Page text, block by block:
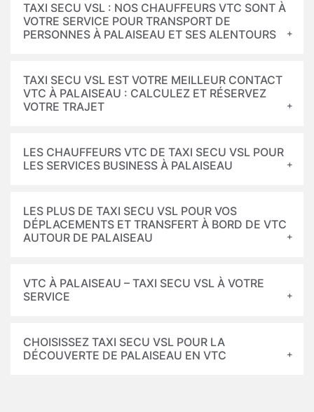
TAXI SECU VSL : NOS CHAUFFEURS VTC SONT À
VOTRE SERVICE POUR TRANSPORT DE
PERSONNES À PALAISEAU ET SES ALENTOURS
TAXI SECU VSL EST VOTRE MEILLEUR CONTACT
VTC À PALAISEAU : CALCULEZ ET RÉSERVEZ
VOTRE TRAJET
LES CHAUFFEURS VTC DE TAXI SECU VSL POUR
LES SERVICES BUSINESS À PALAISEAU
LES PLUS DE TAXI SECU VSL POUR VOS
DÉPLACEMENTS ET TRANSFERT À BORD DE VTC
AUTOUR DE PALAISEAU
VTC À PALAISEAU – TAXI SECU VSL À VOTRE
SERVICE
CHOISISSEZ TAXI SECU VSL POUR LA
DÉCOUVERTE DE PALAISEAU EN VTC